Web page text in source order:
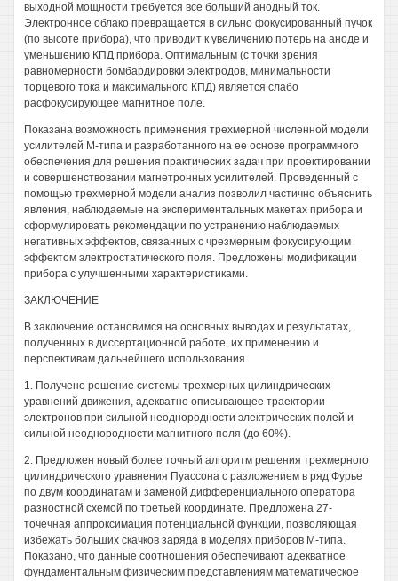
выходной мощности требуется все больший анодный ток.
Электронное облако превращается в сильно фокусированный пучок
(по высоте прибора), что приводит к увеличению потерь на аноде и
уменьшению КПД прибора. Оптимальным (с точки зрения
равномерности бомбардировки электродов, минимальности
торцевого тока и максимального КПД) является слабо
расфокусирующее магнитное поле.
Показана возможность применения трехмерной численной модели
усилителей М-типа и разработанного на ее основе программного
обеспечения для решения практических задач при проектировании
и совершенствовании магнетронных усилителей. Проведенный с
помощью трехмерной модели анализ позволил частично объяснить
явления, наблюдаемые на экспериментальных макетах прибора и
сформулировать рекомендации по устранению наблюдаемых
негативных эффектов, связанных с чрезмерным фокусирующим
эффектом электростатического поля. Предложены модификации
прибора с улучшенными характеристиками.
ЗАКЛЮЧЕНИЕ
В заключение остановимся на основных выводах и результатах,
полученных в диссертационной работе, их применению и
перспективам дальнейшего использования.
1. Получено решение системы трехмерных цилиндрических
уравнений движения, адекватно описывающее траектории
электронов при сильной неоднородности электрических полей и
сильной неоднородности магнитного поля (до 60%).
2. Предложен новый более точный алгоритм решения трехмерного
цилиндрического уравнения Пуассона с разложением в ряд Фурье
по двум координатам и заменой дифференциального оператора
разностной схемой по третьей координате. Предложена 27-
точечная аппроксимация потенциальной функции, позволяющая
избежать больших скачков заряда в моделях приборов М-типа.
Показано, что данные соотношения обеспечивают адекватное
фундаментальным физическим представлениям математическое